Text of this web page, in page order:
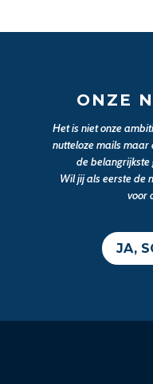
ONZE
Het is niet onze
nutteloze mails maar
de belangrijkste
Wil jij als eerste de
voor
JA,